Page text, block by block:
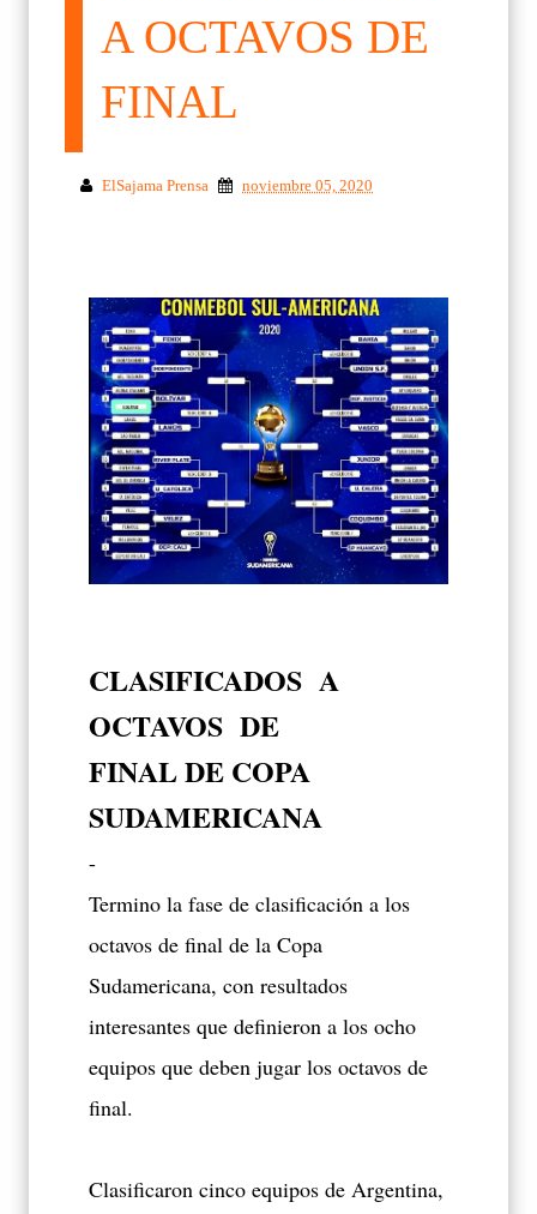
A OCTAVOS DE
FINAL
ElSajama Prensa noviembre 05, 2020
CLASIFICADOS A
OCTAVOS DE
FINAL DE COPA
SUDAMERICANA
-
Termino la fase de clasificación a los
octavos de final de la Copa
Sudamericana, con resultados
interesantes que definieron a los ocho
equipos que deben jugar los octavos de
final.
Clasificaron cinco equipos de Argentina,